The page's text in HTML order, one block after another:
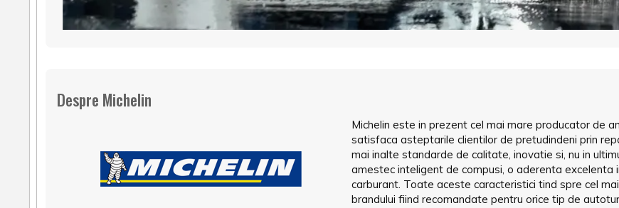
Despre Michelin
Michelin este in prezent cel mai mare producator de
satisfaca asteptarile clientilor de pretudindeni prin
mai inalte standarde de calitate, inovatie si, nu in
amestec inteligent de compusi, o aderenta
carburant. Toate aceste caracteristici tind spre cel
brandului fiind recomandate pentru orice tip de